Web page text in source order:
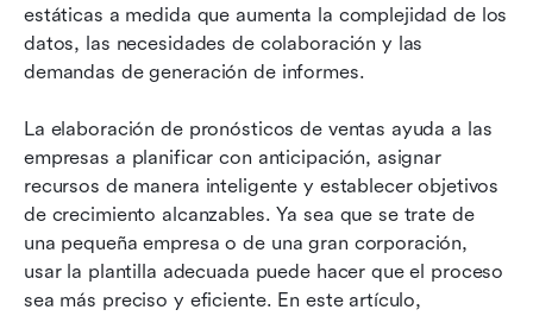
estáticas a medida que aumenta la complejidad de los
datos, las necesidades de colaboración y las
demandas de generación de informes.
La elaboración de pronósticos de ventas ayuda a las
empresas a planificar con anticipación, asignar
recursos de manera inteligente y establecer objetivos
de crecimiento alcanzables. Ya sea que se trate de
una pequeña empresa o de una gran corporación,
usar la plantilla adecuada puede hacer que el proceso
sea más preciso y eficiente. En este artículo,
industria
Conclusión
Lecturas relacionadas